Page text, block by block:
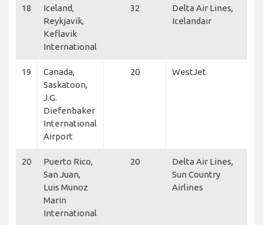
18
Iceland,
Reykjavik,
Keflavik
International
32
Delta Air Lines,
Icelandair
19
Canada,
Saskatoon,
J.G.
Diefenbaker
International
Airport
20 WestJet
20
Puerto Rico,
San Juan,
Luis Munoz
Marin
International
20
Delta Air Lines,
Sun Country
Airlines